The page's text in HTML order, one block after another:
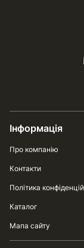
Інформація
Про компанію
Контакти
Політика
Каталог
Мапа сайту